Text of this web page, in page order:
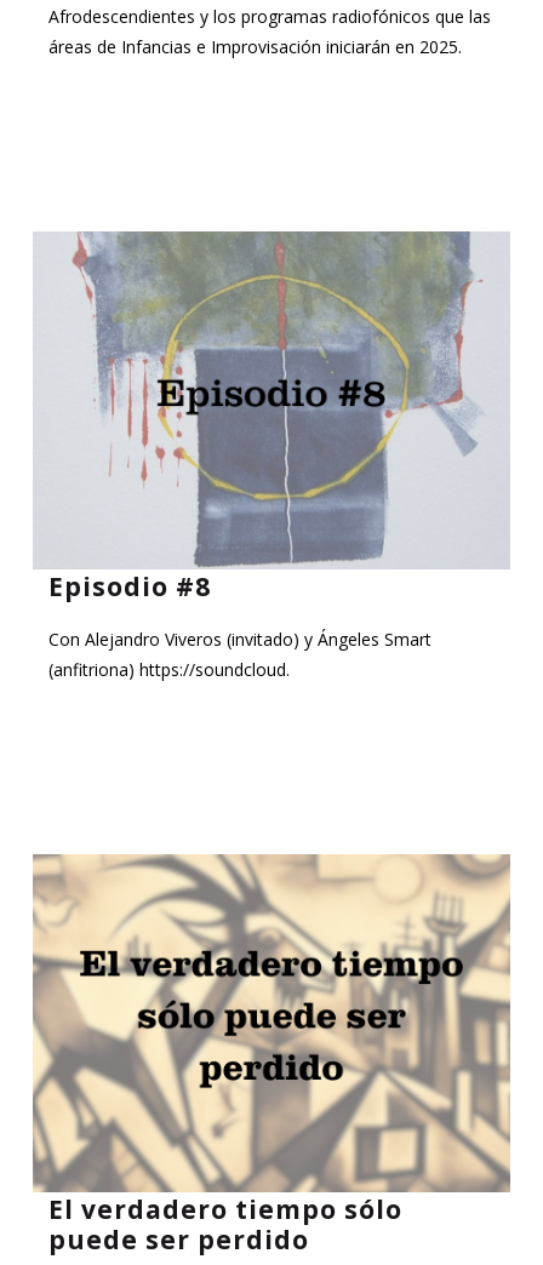
Afrodescendientes y los programas radiofónicos que las
áreas de Infancias e Improvisación iniciarán en 2025.
Episodio #8
Con Alejandro Viveros (invitado) y Ángeles Smart
(anfitriona) https://soundcloud.
El verdadero tiempo sólo
puede ser perdido